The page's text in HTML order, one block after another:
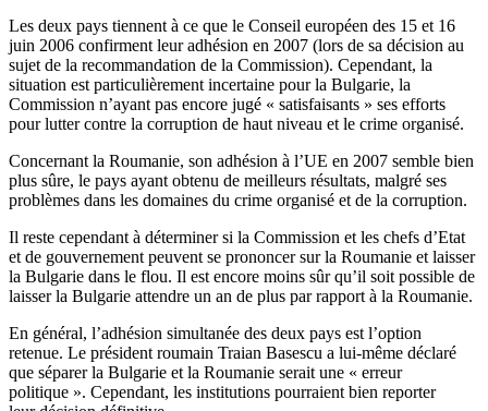
Les deux pays tiennent à ce que le Conseil européen des 15 et 16
juin 2006 confirment leur adhésion en 2007 (lors de sa décision au
sujet de la recommandation de la Commission). Cependant, la
situation est particulièrement incertaine pour la Bulgarie, la
Commission n’ayant pas encore jugé « satisfaisants » ses efforts
pour lutter contre la corruption de haut niveau et le crime organisé.
Concernant la Roumanie, son adhésion à l’UE en 2007 semble bien
plus sûre, le pays ayant obtenu de meilleurs résultats, malgré ses
problèmes dans les domaines du crime organisé et de la corruption.
Il reste cependant à déterminer si la Commission et les chefs d’Etat
et de gouvernement peuvent se prononcer sur la Roumanie et laisser
la Bulgarie dans le flou. Il est encore moins sûr qu’il soit possible de
laisser la Bulgarie attendre un an de plus par rapport à la Roumanie.
En général, l’adhésion simultanée des deux pays est l’option
retenue. Le président roumain Traian Basescu a lui-même déclaré
que séparer la Bulgarie et la Roumanie serait une « erreur
politique ». Cependant, les institutions pourraient bien reporter